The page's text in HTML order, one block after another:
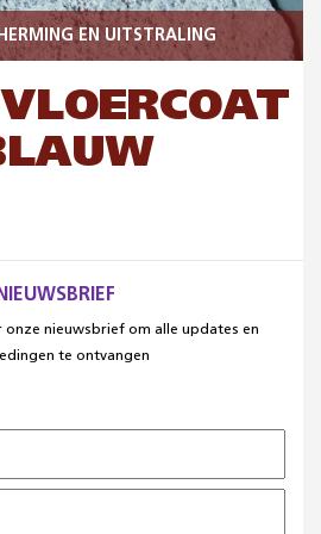
EN UITSTRALING
NIEUWSBRIEF
onze nieuwsbrief om alle updates en
te ontvangen